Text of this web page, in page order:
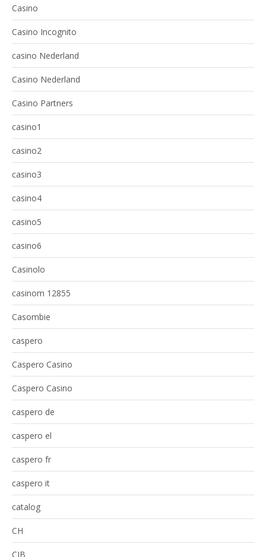
Casino
Casino Incognito
casino Nederland
Casino Nederland
Casino Partners
casino1
casino2
casino3
casino4
casino5
casino6
Casinolo
casinom 12855
Casombie
caspero
Caspero Casino
Caspero Casino
caspero de
caspero el
caspero fr
caspero it
catalog
CH
CIB